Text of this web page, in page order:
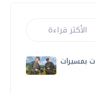
الأكثر قراءة
بمسيرات